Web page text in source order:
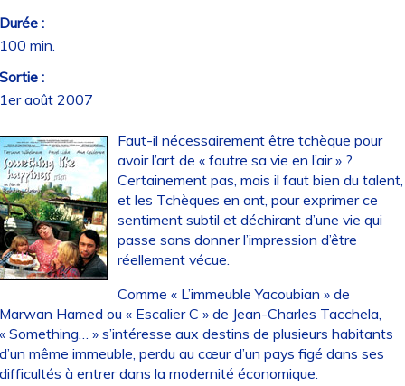
:
min.
:
août 2007
Faut-il nécessairement être tchèque pour
avoir l’art de « foutre sa vie en l’air » ?
Certainement pas, mais il faut bien du talent,
et les Tchèques en ont, pour exprimer ce
sentiment subtil et déchirant d’une vie qui
passe sans donner l’impression d’être
réellement vécue.
Comme « L’immeuble Yacoubian » de
Hamed ou « Escalier C » de Jean-Charles Tacchela,
Something… » s’intéresse aux destins de plusieurs habitants
même immeuble, perdu au cœur d’un pays figé dans ses
à entrer dans la modernité économique.